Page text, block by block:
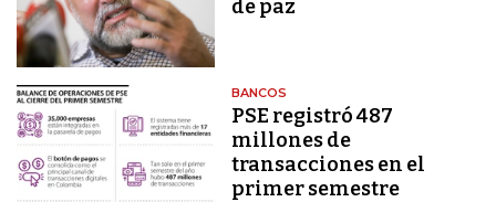
de paz
BANCOS
PSE registró 487
millones de
transacciones en el
primer semestre